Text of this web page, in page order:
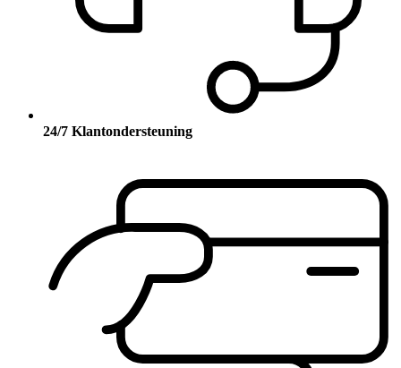
24/7 Klantondersteuning